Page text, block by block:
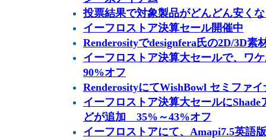
投票結果で対象製品がどんどん安く
イーフロストア決算セール開催中
Renderosityでdesignfera氏の2D/3D
イーフロストア決算大セールで、ワ
90%オフ
RenderosityにてWishBowl セミファ
イーフロストア決算大セールに
どが追加 35%～43%オフ
イーフロストアにて、Amapi7.5英語